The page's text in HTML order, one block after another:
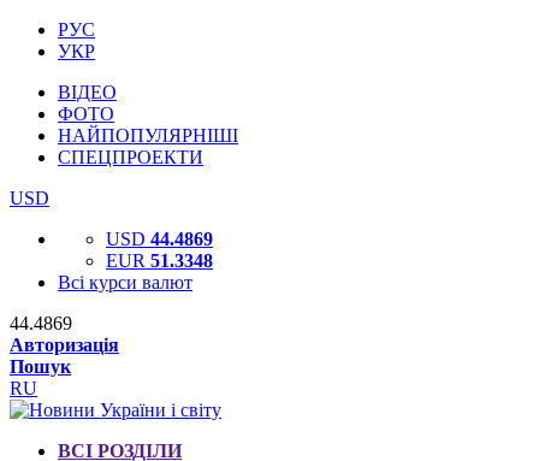
РУС
УКР
ВІДЕО
ФОТО
НАЙПОПУЛЯРНІШІ
СПЕЦПРОЕКТИ
USD
USD 44.4869
EUR 51.3348
Всі курси валют
44.4869
Авторизація
Пошук
RU
ВСІ РОЗДІЛИ